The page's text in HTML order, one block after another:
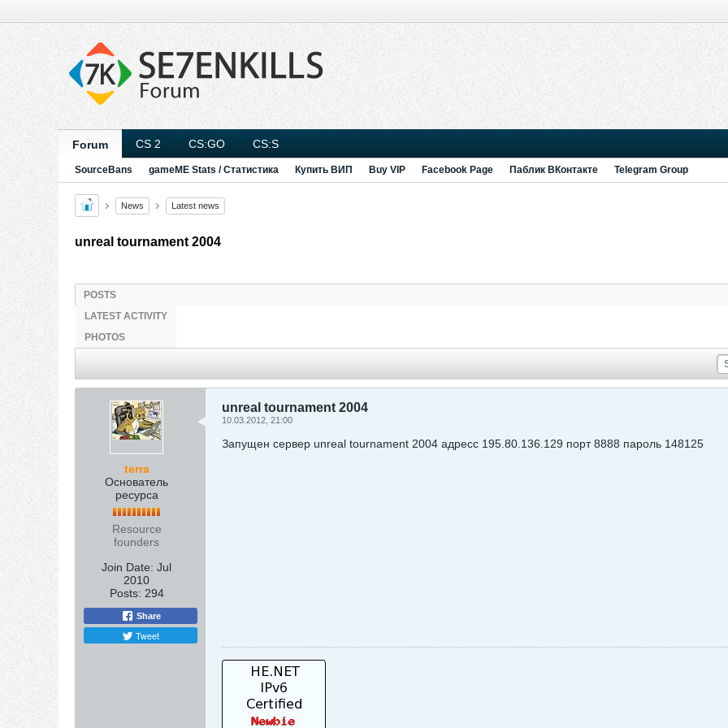
Forum CS 2 CS:GO CS:S
SourceBans gameME Stats / Статистика Купить ВИП Buy VIP Facebook Page Паблик ВКонтакте Telegram Group
News Latest news
unreal tournament 2004
POSTS
LATEST ACTIVITY
PHOTOS
terra
Основатель
ресурса
Resource
founders
Join Date: Jul
2010
Posts: 294
Share
Tweet
unreal tournament 2004
10.03.2012, 21:00
Запущен сервер unreal tournament 2004 адресс 195.80.136.129 порт 8888 пароль 148125